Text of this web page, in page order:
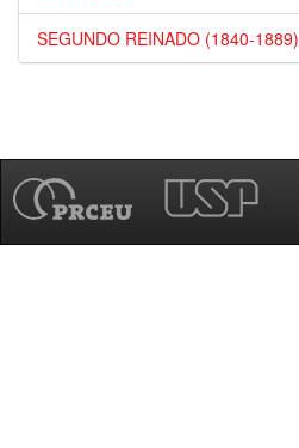
SEGUNDO REINADO (1840-1889)